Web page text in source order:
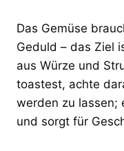
Das Gemüse
Geduld – das Ziel
aus Würze und
toastest, achte
werden zu lassen;
und sorgt für